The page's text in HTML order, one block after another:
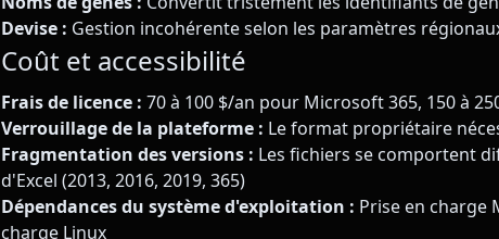
Devise : Gestion incohérente selon les paramètres
Coût et accessibilité
Frais de licence : 70 à 100 $/an pour Microsoft 365, 150 à
Verrouillage de la plateforme : Le format propriétaire
Fragmentation des versions : Les fichiers se comportent
d'Excel (2013, 2016, 2019, 365)
Dépendances du système d'exploitation : Prise en charge
charge Linux